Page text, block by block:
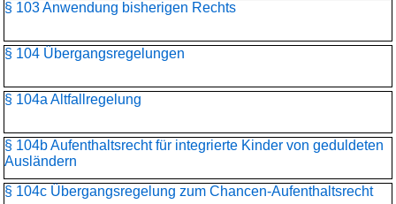
§ 103 Anwendung bisherigen Rechts
§ 104 Übergangsregelungen
§ 104a Altfallregelung
§ 104b Aufenthaltsrecht für integrierte Kinder von geduldeten
Ausländern
§ 104c Übergangsregelung zum Chancen-Aufenthaltsrecht